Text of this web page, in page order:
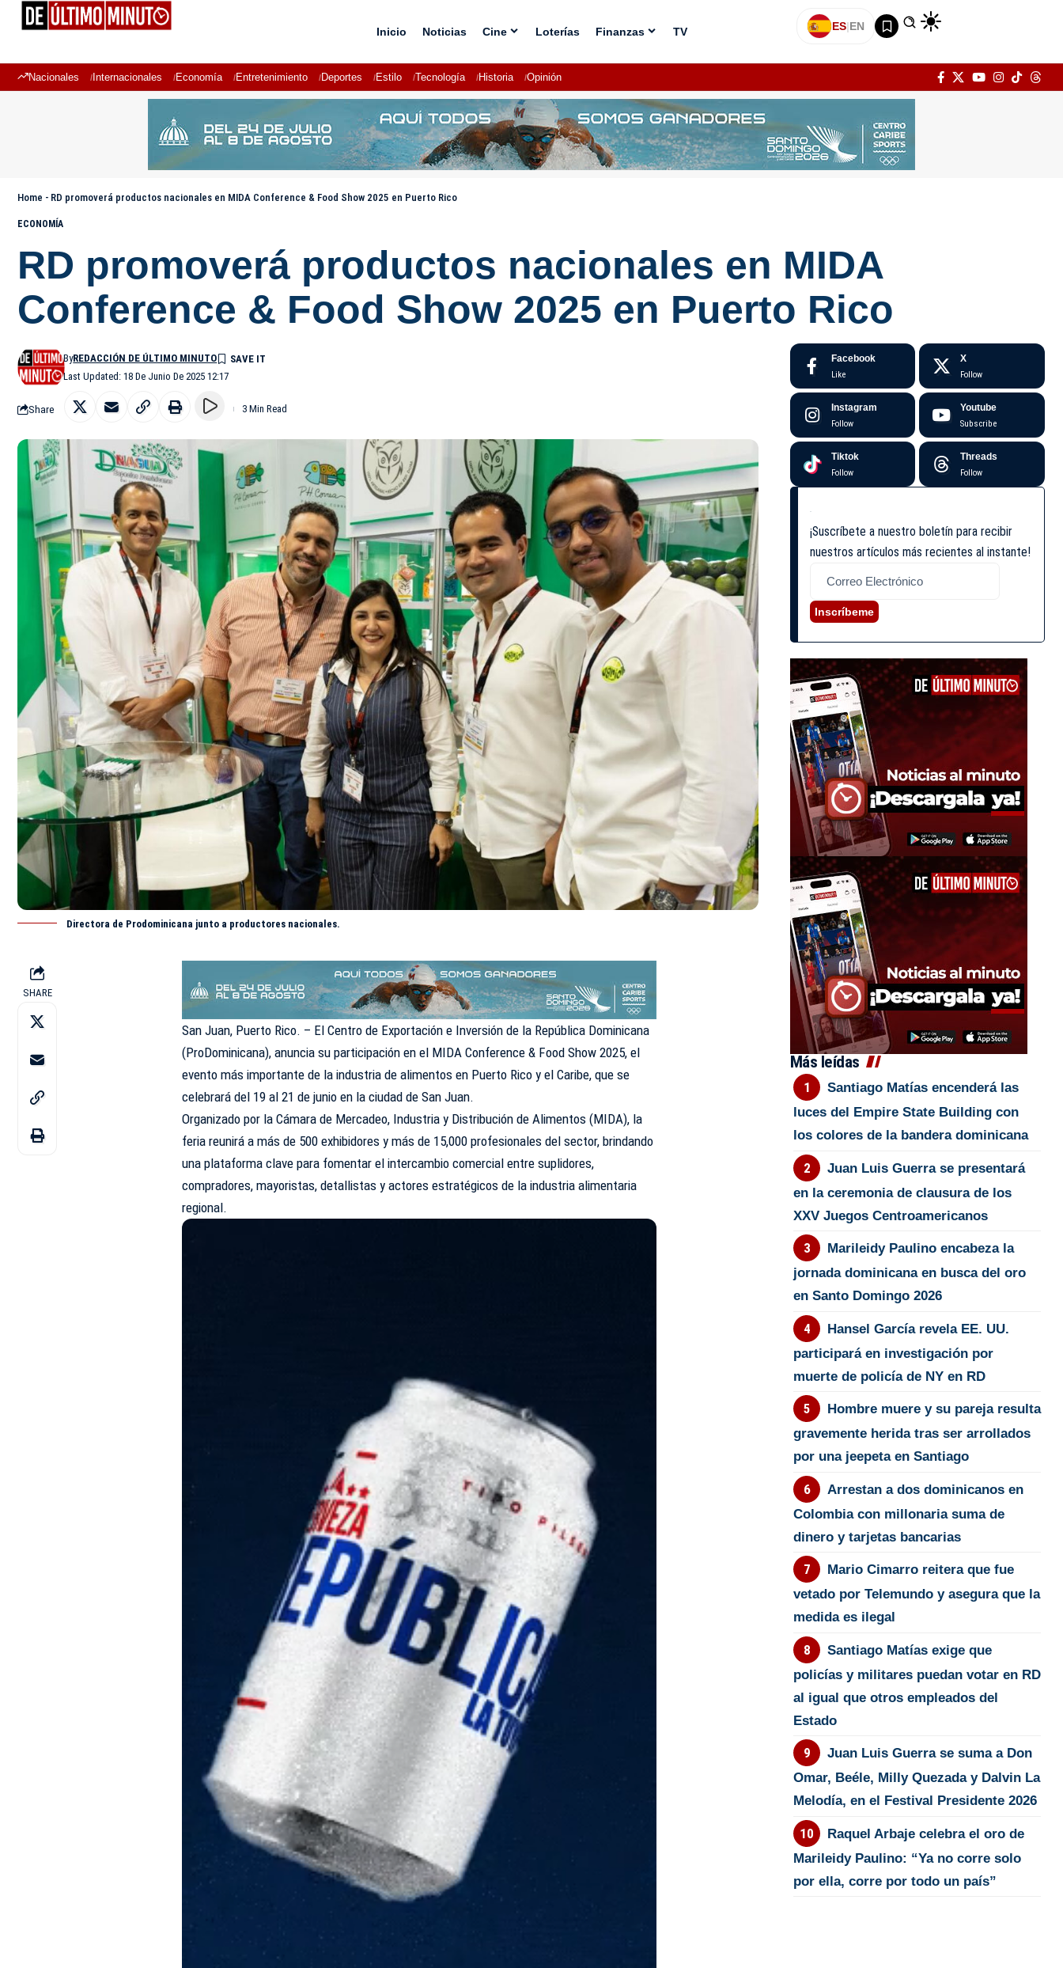
Inicio Noticias Cine Loterías Finanzas TV ES|EN
Nacionales Internacionales Economía Entretenimiento Deportes Estilo Tecnología Historia Opinión
Home - RD promoverá productos nacionales en MIDA Conference & Food Show 2025 en Puerto Rico
ECONOMÍA
RD promoverá productos nacionales en MIDA
Conference & Food Show 2025 en Puerto Rico
Last Updated: 18 De Junio De 2025 12:17
ByREDACCIÓN DE ÚLTIMO MINUTO
Share 3 Min Read
Directora de Prodominicana junto a productores nacionales.
SHARE
San Juan, Puerto Rico. – El Centro de Exportación e Inversión de la República Dominicana
(ProDominicana), anuncia su participación en el MIDA Conference & Food Show 2025, el
evento más importante de la industria de alimentos en Puerto Rico y el Caribe, que se
celebrará del 19 al 21 de junio en la ciudad de San Juan.
Organizado por la Cámara de Mercadeo, Industria y Distribución de Alimentos (MIDA), la
feria reunirá a más de 500 exhibidores y más de 15,000 profesionales del sector, brindando
una plataforma clave para fomentar el intercambio comercial entre suplidores,
compradores, mayoristas, detallistas y actores estratégicos de la industria alimentaria
regional.
Facebook
Like
X
Follow
Instagram
Follow
Youtube
Subscribe
Tiktok
Follow
Threads
Follow
¡Suscríbete a nuestro boletín para recibir
nuestros artículos más recientes al instante!
Inscríbeme
Más leídas
Santiago Matías encenderá las
luces del Empire State Building con
los colores de la bandera dominicana
Juan Luis Guerra se presentará
en la ceremonia de clausura de los
XXV Juegos Centroamericanos
Marileidy Paulino encabeza la
jornada dominicana en busca del oro
en Santo Domingo 2026
Hansel García revela EE. UU.
participará en investigación por
muerte de policía de NY en RD
Hombre muere y su pareja resulta
gravemente herida tras ser arrollados
por una jeepeta en Santiago
Arrestan a dos dominicanos en
Colombia con millonaria suma de
dinero y tarjetas bancarias
Mario Cimarro reitera que fue
vetado por Telemundo y asegura que la
medida es ilegal
Santiago Matías exige que
policías y militares puedan votar en RD
al igual que otros empleados del
Estado
Juan Luis Guerra se suma a Don
Omar, Beéle, Milly Quezada y Dalvin La
Melodía, en el Festival Presidente 2026
Raquel Arbaje celebra el oro de
Marileidy Paulino: “Ya no corre solo
por ella, corre por todo un país”